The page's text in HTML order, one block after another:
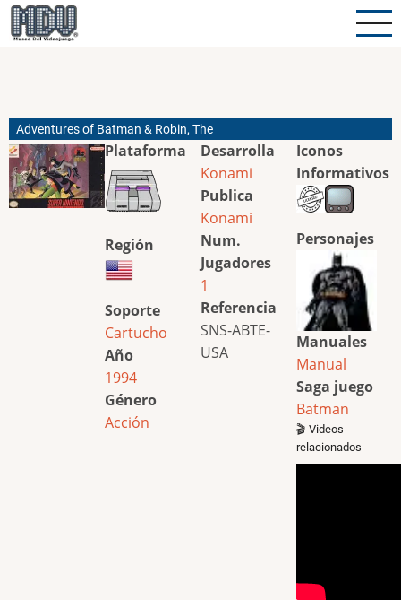
Pasar
al
Adventures of Batman & Robin, The
Plataforma
Región
Soporte
Cartucho
Año
1994
Género
Acción
Desarrolla
Konami
Publica
Konami
Num.
Jugadores
1
Referencia
SNS-ABTE-
USA
Iconos
Informativos
Personajes
Manuales
Manual
Saga juego
Batman
🎬 Videos
relacionados